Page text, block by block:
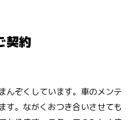
契約
んぞくしています。車のメンテ
す。ながくおつき合いさせても